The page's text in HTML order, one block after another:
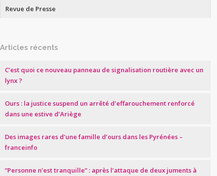
Revue de Presse
Articles récents
C’est quoi ce nouveau panneau de signalisation routière avec un
lynx ?
Ours : la justice suspend un arrêté d’effarouchement renforcé
dans une estive d’Ariège
Des images rares d’une famille d’ours dans les Pyrénées –
franceinfo
“Personne n’est tranquille” : après l’attaque de deux juments à